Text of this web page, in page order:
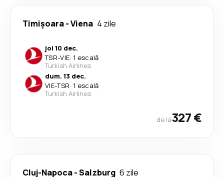
Timișoara-Viena 4 zile
joi 10 dec.
TSR-VIE· 1 escală
Turkish Airlines
dum. 13 dec.
VIE-TSR· 1 escală
Turkish Airlines
de la327 €
Cluj-Napoca-Salzburg 6 zile